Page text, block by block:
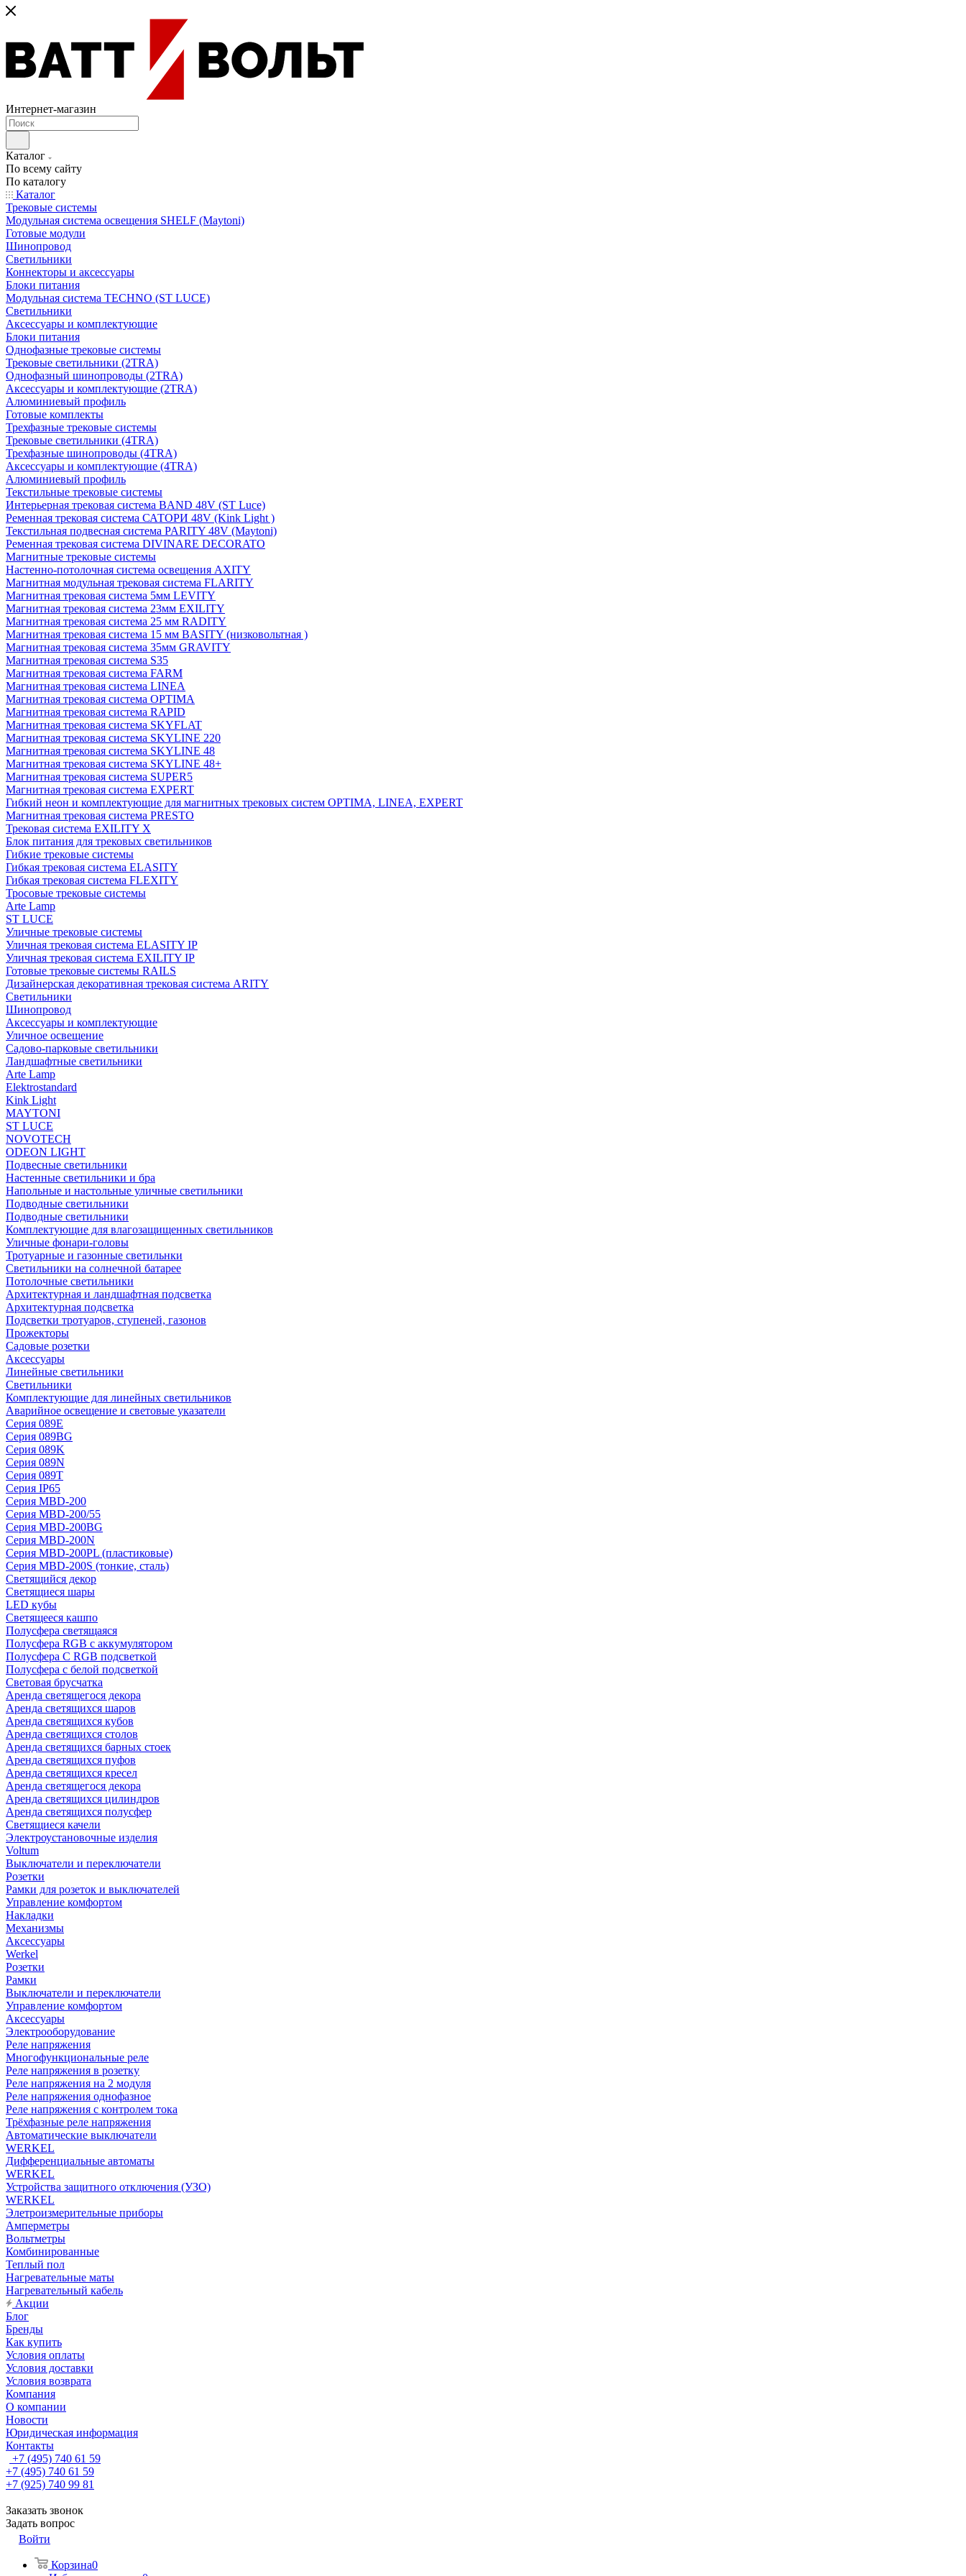
Интернет-магазин
Каталог
По всему сайту
По каталогу
Каталог
Трековые системы
Модульная система освещения SHELF (Maytoni)
Готовые модули
Шинопровод
Светильники
Коннекторы и аксессуары
Блоки питания
Модульная система TECHNO (ST LUCE)
Светильники
Аксессуары и комплектующие
Блоки питания
Однофазные трековые системы
Трековые светильники (2TRA)
Однофазный шинопроводы (2TRA)
Аксессуары и комплектующие (2TRA)
Алюминиевый профиль
Готовые комплекты
Трехфазные трековые системы
Трековые светильники (4TRA)
Трехфазные шинопроводы (4TRA)
Аксессуары и комплектующие (4TRA)
Алюминиевый профиль
Текстильные трековые системы
Интерьерная трековая система BAND 48V (ST Luce)
Ременная трековая система САТОРИ 48V (Kink Light )
Текстильная подвесная система PARITY 48V (Maytoni)
Ременная трековая система DIVINARE DECORATO
Магнитные трековые системы
Настенно-потолочная система освещения AXITY
Магнитная модульная трековая система FLARITY
Магнитная трековая система 5мм LEVITY
Магнитная трековая система 23мм EXILITY
Магнитная трековая система 25 мм RADITY
Магнитная трековая система 15 мм BASITY (низковольтная )
Магнитная трековая система 35мм GRAVITY
Магнитная трековая система S35
Магнитная трековая система FARM
Магнитная трековая система LINEA
Магнитная трековая система OPTIMA
Магнитная трековая система RAPID
Магнитная трековая система SKYFLAT
Магнитная трековая система SKYLINE 220
Магнитная трековая система SKYLINE 48
Магнитная трековая система SKYLINE 48+
Магнитная трековая система SUPER5
Магнитная трековая система EXPERT
Гибкий неон и комплектующие для магнитных трековых систем OPTIMA, LINEA, EXPERT
Магнитная трековая система PRESTO
Трековая система EXILITY X
Блок питания для трековых светильников
Гибкие трековые системы
Гибкая трековая система ELASITY
Гибкая трековая система FLEXITY
Тросовые трековые системы
Arte Lamp
ST LUCE
Уличные трековые системы
Уличная трековая система ELASITY IP
Уличная трековая система EXILITY IP
Готовые трековые системы RAILS
Дизайнерская декоративная трековая система ARITY
Светильники
Шинопровод
Аксессуары и комплектующие
Уличное освещение
Садово-парковые светильники
Ландшафтные светильники
Arte Lamp
Elektrostandard
Kink Light
MAYTONI
ST LUCE
NOVOTECH
ODEON LIGHT
Подвесные светильники
Настенные светильники и бра
Напольные и настольные уличные светильники
Подводные светильники
Подводные светильники
Комплектующие для влагозащищенных светильников
Уличные фонари-головы
Тротуарные и газонные светильнки
Светильники на солнечной батарее
Потолочные светильники
Архитектурная и ландшафтная подсветка
Архитектурная подсветка
Подсветки тротуаров, ступеней, газонов
Прожекторы
Садовые розетки
Аксессуары
Линейные светильники
Светильники
Комплектующие для линейных светильников
Аварийное освещение и световые указатели
Серия 089E
Серия 089BG
Серия 089K
Серия 089N
Серия 089T
Серия IP65
Серия MBD-200
Серия MBD-200/55
Серия MBD-200BG
Серия MBD-200N
Серия MBD-200PL (пластиковые)
Серия MBD-200S (тонкие, сталь)
Светящийся декор
Светящиеся шары
LED кубы
Светящееся кашпо
Полусфера светящаяся
Полусфера RGB с аккумулятором
Полусфера С RGB подсветкой
Полусфера с белой подсветкой
Световая брусчатка
Аренда светящегося декора
Аренда светящихся шаров
Аренда светящихся кубов
Аренда светящихся столов
Аренда светящихся барных стоек
Аренда светящихся пуфов
Аренда светящихся кресел
Аренда светящегося декора
Аренда светящихся цилиндров
Аренда светящихся полусфер
Светящиеся качели
Электроустановочные изделия
Voltum
Выключатели и переключатели
Розетки
Рамки для розеток и выключателей
Управление комфортом
Накладки
Механизмы
Аксессуары
Werkel
Розетки
Рамки
Выключатели и переключатели
Управление комфортом
Аксессуары
Электрооборудование
Реле напряжения
Многофункциональные реле
Реле напряжения в розетку
Реле напряжения на 2 модуля
Реле напряжения однофазное
Реле напряжения с контролем тока
Трёхфазные реле напряжения
Автоматические выключатели
WERKEL
Дифференциальные автоматы
WERKEL
Устройства защитного отключения (УЗО)
WERKEL
Элетроизмерительные приборы
Амперметры
Вольтметры
Комбинированные
Теплый пол
Нагревательные маты
Нагревательный кабель
Акции
Блог
Бренды
Как купить
Условия оплаты
Условия доставки
Условия возврата
Компания
О компании
Новости
Юридическая информация
Контакты
+7 (495) 740 61 59
+7 (495) 740 61 59
+7 (925) 740 99 81
Заказать звонок
Задать вопрос
Войти
Корзина0